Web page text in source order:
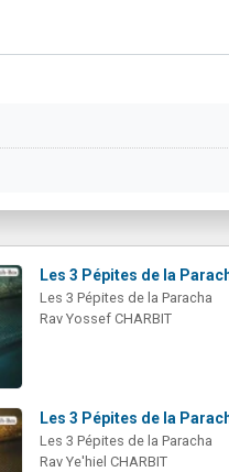
Les 3 Pépites de la
Les 3 Pépites de la Paracha
Rav Yossef CHARBIT
Les 3 Pépites de la
Les 3 Pépites de la Paracha
Rav Ye'hiel CHARBIT